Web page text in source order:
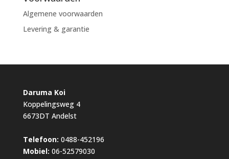
Algemene voorwaarden
Levering & garantie
Daruma Koi
Koppelingsweg 4
6673DT Andelst
Telefoon: 0488-452196
Mobiel: 06-52579030